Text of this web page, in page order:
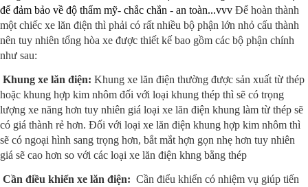
để đảm bảo về độ thẩm mỹ- chắc chắn - an toàn...vvv Để hoàn thành
một chiếc xe lăn điện thì phải có rất nhiều bộ phận lớn nhỏ cấu thành
nên tuy nhiên tổng hòa xe được thiết kế bao gồm các bộ phận chính
như sau:
Khung xe lăn điện: Khung xe lăn điện thường được sản xuất từ thép
hoặc khung hợp kim nhôm đối với loại khung thép thì sẽ có trọng
lượng xe năng hơn tuy nhiên giá loại xe lăn điện khung làm từ thép sẽ
có giá thành rẻ hơn. Đối với loại xe lăn điện khung hợp kim nhôm thì
sẽ có ngoại hình sang trọng hơn, bắt mắt hợn gọn nhẹ hơn tuy nhiên
giá sẽ cao hơn so với các loại xe lăn điện khng bằng thép
Cần điều khiển xe lăn điện: Cần điểu khiển có nhiệm vụ giúp tiến